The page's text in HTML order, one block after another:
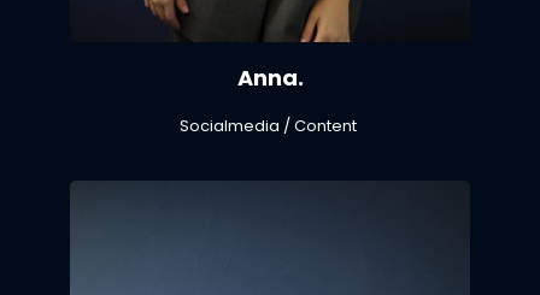
Anna.
Socialmedia / Content